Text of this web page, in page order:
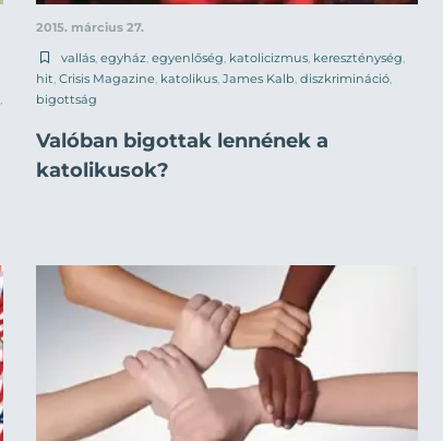
2015. március 27.
vallás egyház egyenlőség katolicizmus kereszténység
hit Crisis Magazine katolikus James Kalb diszkrimináció
bigottság
Valóban bigottak lennének a
katolikusok?